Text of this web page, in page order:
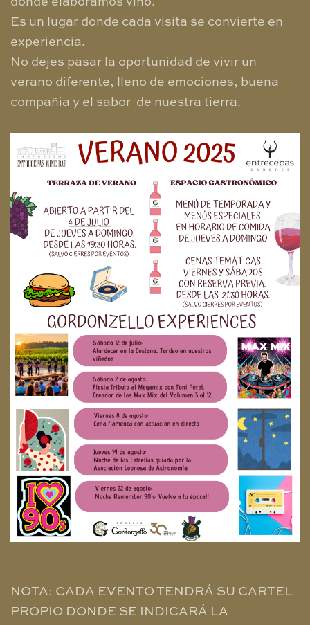
Es un lugar donde cada visita se convierte en
experiencia.
No dejes pasar la oportunidad de vivir un
verano diferente, lleno de emociones, buena
compañia y el sabor de nuestra tierra.
NOTA: CADA EVENTO TENDRÁ SU CARTEL
PROPIO DONDE SE INDICARÁ LA